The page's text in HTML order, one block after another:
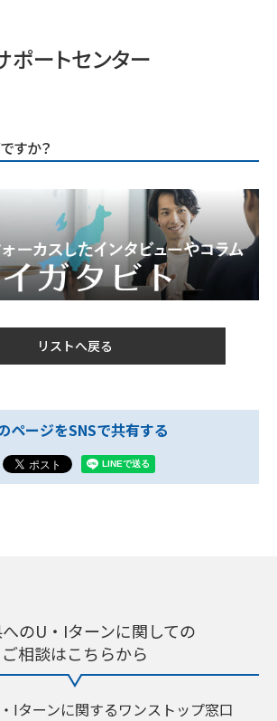
ポートセンター
すか？
リストへ戻る
ページをSNSで共有する
のU・Iターンに関しての
ご相談はこちらから
Iターンに関するワンストップ窓口